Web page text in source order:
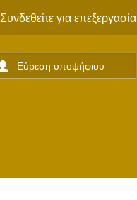
Συνδεθείτε για επεξεργασία